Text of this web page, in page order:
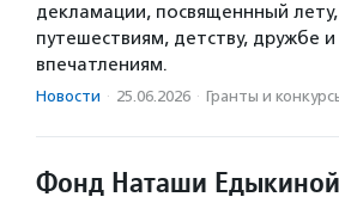
декламации, посвященнный
путешествиям, детству, дружбе
впечатлениям.
Новости · 25.06.2026 · Гранты и
Фонд Наташи